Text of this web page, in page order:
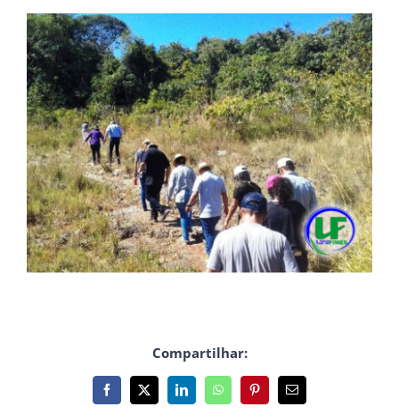
Compartilhar:
Facebook
X LinkedInWhatsAppPinterest
E-
mail